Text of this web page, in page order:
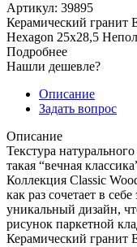
Артикул: 39895
Керамический гранит
Hexagon 25x28,5
Подробнее
Нашли дешевле?
Описание
Задать вопрос
Описание
Текстура
такая “вечная
Коллекция Classic
как раз сочетает в
уникальный дизайн,
рисунок паркетной
Керамический гранит